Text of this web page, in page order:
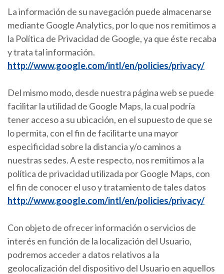
La información de su navegación puede almacenarse
mediante Google Analytics, por lo que nos remitimos a
la Política de Privacidad de Google, ya que éste recaba
y trata tal información.
http://www.google.com/intl/en/policies/privacy/
Del mismo modo, desde nuestra página web se puede
facilitar la utilidad de Google Maps, la cual podría
tener acceso a su ubicación, en el supuesto de que se
lo permita, con el fin de facilitarte una mayor
especificidad sobre la distancia y/o caminos a
nuestras sedes. A este respecto, nos remitimos a la
política de privacidad utilizada por Google Maps, con
el fin de conocer el uso y tratamiento de tales datos
http://www.google.com/intl/en/policies/privacy/
Con objeto de ofrecer información o servicios de
interés en función de la localización del Usuario,
podremos acceder a datos relativos a la
geolocalización del dispositivo del Usuario en aquellos